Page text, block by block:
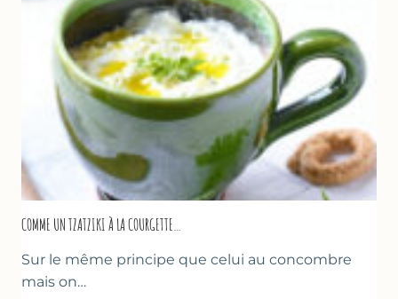
COMME UN TZATZIKI À LA COURGETTE…
Sur le même principe que celui au concombre
mais on…